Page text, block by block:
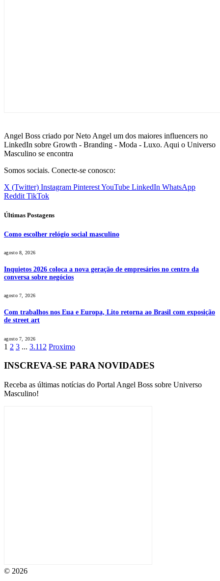
Angel Boss criado por Neto Angel um dos maiores influencers no
LinkedIn sobre Growth - Branding - Moda - Luxo. Aqui o Universo
Masculino se encontra
Somos sociais. Conecte-se conosco:
X (Twitter) Instagram PinterestYouTube LinkedIn WhatsApp
Reddit TikTok
Últimas Postagens
Como escolher relógio social masculino
agosto 8, 2026
Inquietos 2026 coloca a nova geração de empresários no centro da
conversa sobre negócios
agosto 7, 2026
Com trabalhos nos Eua e Europa, Lito retorna ao Brasil com exposição
de street art
agosto 7, 2026
1 2 3 ... 3.112 Proximo
INSCREVA-SE PARA NOVIDADES
Receba as últimas notícias do Portal Angel Boss sobre Universo
Masculino!
© 2026